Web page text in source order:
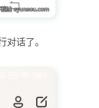
对话了。